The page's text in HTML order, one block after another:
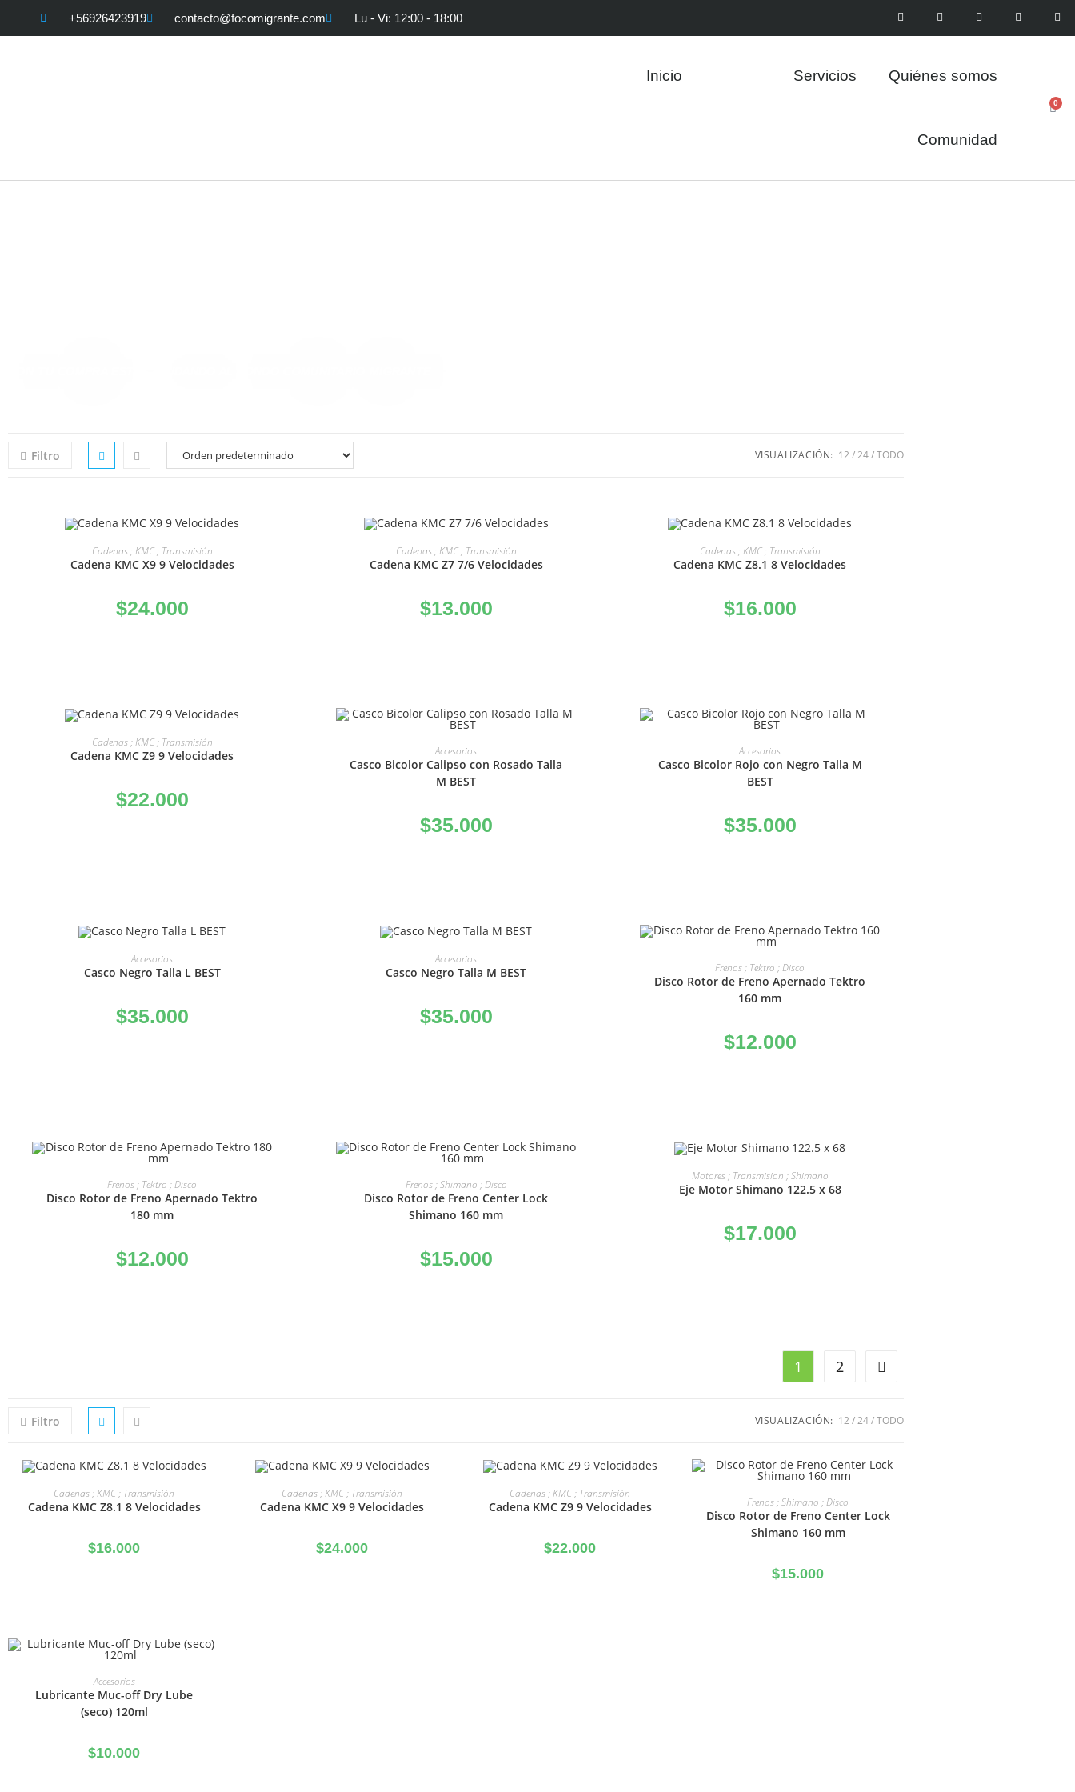
+56926423919 contacto@focomigrante.com Lu - Vi: 12:00 - 18:00
Inicio Servicios Quiénes somos
Comunidad
0
Filtro VISUALIZACIÓN: 12 24 TODO
AÑADIR AL CARRITO
Cadenas ; KMC ; Transmisión
Cadena KMC X9 9 Velocidades
$24.000
AÑADIR AL CARRITO
Cadenas ; KMC ; Transmisión
Cadena KMC Z7 7/6 Velocidades
$13.000
AÑADIR AL CARRITO
Cadenas ; KMC ; Transmisión
Cadena KMC Z8.1 8 Velocidades
$16.000
AÑADIR AL CARRITO
Cadenas ; KMC ; Transmisión
Cadena KMC Z9 9 Velocidades
$22.000
AÑADIR AL CARRITO
Accesorios
Casco Bicolor Calipso con Rosado Talla
M BEST
$35.000
AÑADIR AL CARRITO
Accesorios
Casco Bicolor Rojo con Negro Talla M
BEST
$35.000
AÑADIR AL CARRITO
Accesorios
Casco Negro Talla L BEST
$35.000
AÑADIR AL CARRITO
Accesorios
Casco Negro Talla M BEST
$35.000
AÑADIR AL CARRITO
Frenos ; Tektro ; Disco
Disco Rotor de Freno Apernado Tektro
160 mm
$12.000
AÑADIR AL CARRITO
Frenos ; Tektro ; Disco
Disco Rotor de Freno Apernado Tektro
180 mm
$12.000
AÑADIR AL CARRITO
Frenos ; Shimano ; Disco
Disco Rotor de Freno Center Lock
Shimano 160 mm
$15.000
AÑADIR AL CARRITO
Motores ; Transmision ; Shimano
Eje Motor Shimano 122.5 x 68
$17.000
1 2
Filtro VISUALIZACIÓN: 12 24 TODO
AÑADIR AL CARRITO
Cadenas ; KMC ; Transmisión
Cadena KMC Z8.1 8 Velocidades
$16.000
AÑADIR AL CARRITO
Cadenas ; KMC ; Transmisión
Cadena KMC X9 9 Velocidades
$24.000
AÑADIR AL CARRITO
Cadenas ; KMC ; Transmisión
Cadena KMC Z9 9 Velocidades
$22.000
AÑADIR AL CARRITO
Frenos ; Shimano ; Disco
Disco Rotor de Freno Center Lock
Shimano 160 mm
$15.000
AÑADIR AL CARRITO
Accesorios
Lubricante Muc-off Dry Lube
(seco) 120ml
$10.000